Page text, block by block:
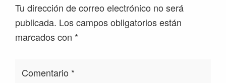
Tu dirección de correo electrónico no será
publicada. Los campos obligatorios están
marcados con *